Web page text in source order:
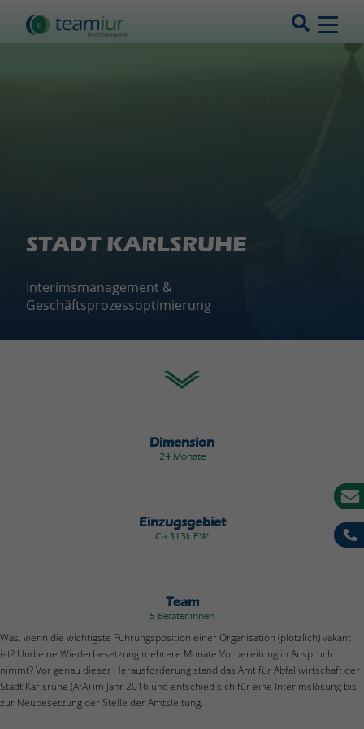
STADT KARLSRUHE
Interimsmanagement &
Geschäftsprozessoptimierung
Dimension
24 Monate
Einzugsgebiet
Ca 313k EW
Team
5 Berater:innen
Was, wenn die wichtigste Führungsposition einer Organisation (plötzlich) vakant
ist? Und eine Wiederbesetzung mehrere Monate Vorbereitung in Anspruch
nimmt? Vor genau dieser Herausforderung stand das Amt für Abfallwirtschaft der
Stadt Karlsruhe (AfA) im Jahr 2016 und entschied sich für eine Interimslösung bis
zur Neubesetzung der Stelle der Amtsleitung.